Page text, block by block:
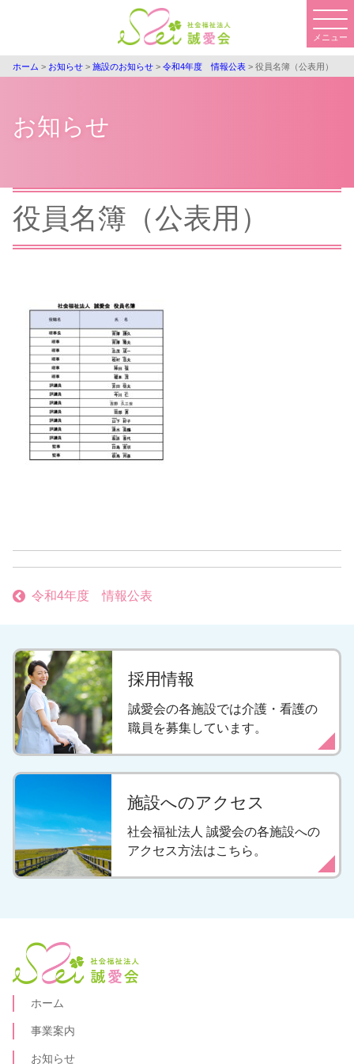
メニュー
ホーム > お知らせ > 施設のお知らせ > 令和4年度 情報公表 > 役員名簿（公表用）
お知らせ
役員名簿（公表用）
投
ナ
ビ
ゲ
ー
シ
ョ
ン
令和4年度 情報公表
採用情報
誠愛会の各施設では介護・看護の
職員を募集しています。
施設へのアクセス
社会福祉法人 誠愛会の各施設への
アクセス方法はこちら。
ホーム
事業案内
お知らせ